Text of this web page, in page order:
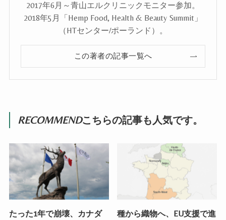
2017年6月～青山エルクリニックモニター参加。
2018年5月「Hemp Food, Health & Beauty Summit」
（HTセンター/ポーランド）。
この著者の記事一覧へ
RECOMMENDこちらの記事も人気です。
たった1年で崩壊、カナダ
種から織物へ、EU支援で進